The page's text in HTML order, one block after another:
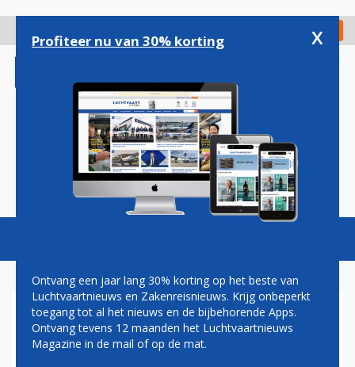
gaan
Check in
Magazine Podcasts Vacatures
A380-ANNULERING DREIGT
SKYMARK DAS OM TE DOEN
Profiteer nu van 30% korting x
Ontvang een jaar lang 30% korting op het beste van
Luchtvaartnieuws en Zakenreisnieuws. Krijg onbeperkt
toegang tot al het nieuws en de bijbehorende Apps.
Ontvang tevens 12 maanden het Luchtvaartnieuws
Magazine in de mail of op de mat.